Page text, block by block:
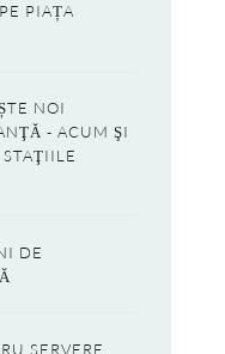
PIAȚA
NOI
- ACUM ŞI
DE
SERVERE